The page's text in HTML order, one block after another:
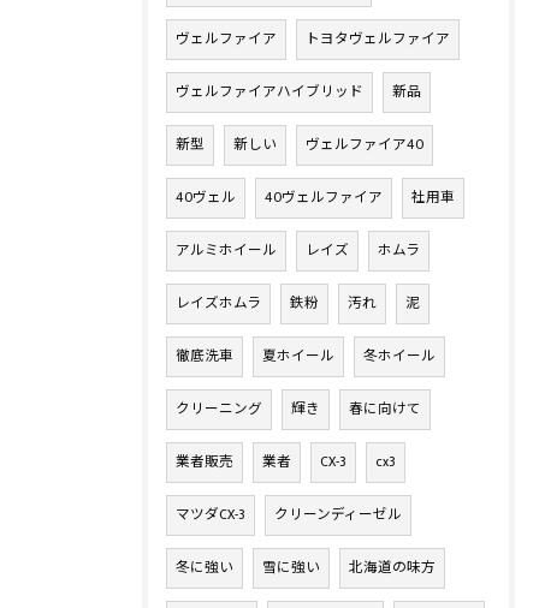
ヴェルファイア トヨタヴェルファイア
ヴェルファイアハイブリッド 新品
新型 新しい ヴェルファイア40
40ヴェル 40ヴェルファイア 社用車
アルミホイール レイズ ホムラ
レイズホムラ 鉄粉 汚れ 泥
徹底洗車 夏ホイール 冬ホイール
クリーニング 輝き 春に向けて
業者販売 業者 CX-3 cx3
マツダCX-3 クリーンディーゼル
冬に強い 雪に強い 北海道の味方